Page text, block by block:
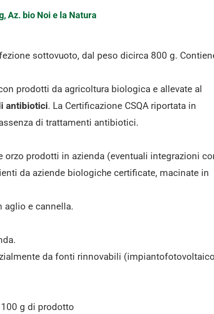
Az. bio Noi e la Natura
sottovuoto, dal peso dicirca 800 g.
prodotti da agricoltura biologica e allevate al
antibiotici. La Certificazione CSQA riportata in
di trattamenti antibiotici.
orzo prodotti in azienda (eventuali integrazioni
da aziende biologiche certificate, macinate in
aglio e cannella.
da fonti rinnovabili
g di prodotto